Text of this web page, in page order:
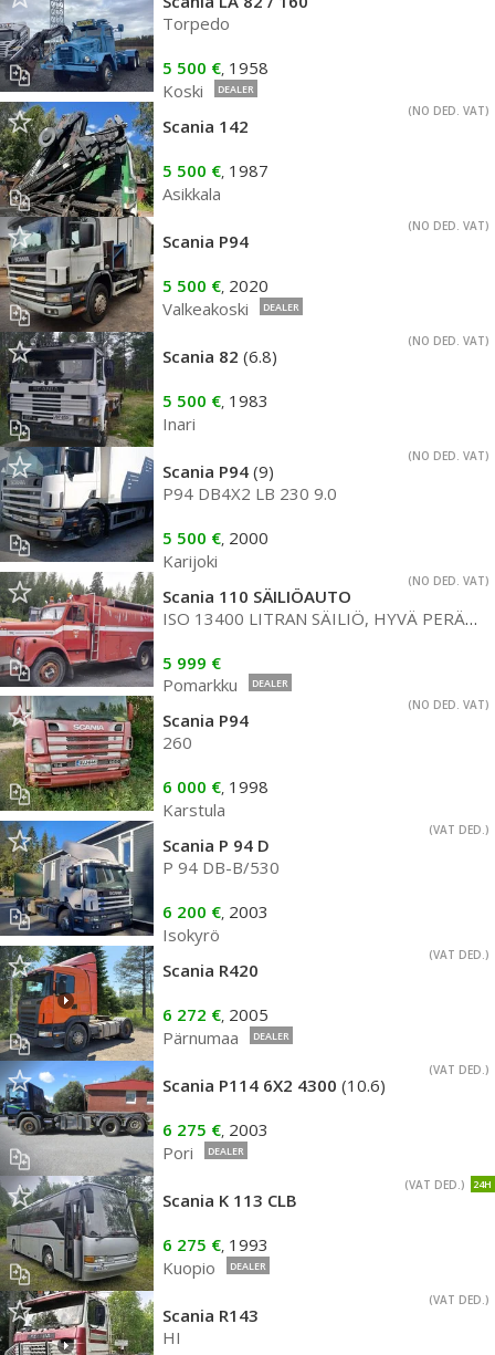
Torpedo
5 500 €, 1958
Koski
DEALER
(NO DED. VAT)
Scania 142
5 500 €, 1987
Asikkala
(NO DED. VAT)
Scania P94
5 500 €, 2020
Valkeakoski
DEALER
(NO DED. VAT)
Scania 82 (6.8)
5 500 €, 1983
Inari
(NO DED. VAT)
Scania P94 (9)
P94 DB4X2 LB 230 9.0
5 500 €, 2000
Karijoki
(NO DED. VAT)
Scania 110 SÄILIÖAUTO
ISO 13400 LITRAN SÄILIÖ, HYVÄ PERÄVAUNUAIHIO
5 999 €
Pomarkku
DEALER
(NO DED. VAT)
Scania P94
260
6 000 €, 1998
Karstula
(VAT DED.)
Scania P 94 D
P 94 DB-B/530
6 200 €, 2003
Isokyrö
(VAT DED.)
Scania R420
6 272 €, 2005
Pärnumaa
DEALER
(VAT DED.)
Scania P114 6X2 4300 (10.6)
6 275 €, 2003
Pori
DEALER
24H
(VAT DED.)
Scania K 113 CLB
6 275 €, 1993
Kuopio
DEALER
(VAT DED.)
Scania R143
HI